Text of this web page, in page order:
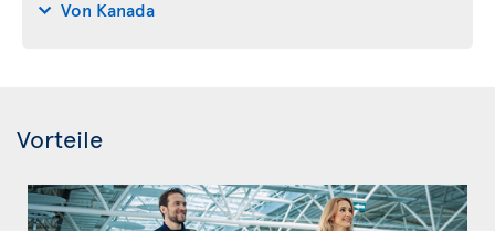
Von Kanada
Vorteile